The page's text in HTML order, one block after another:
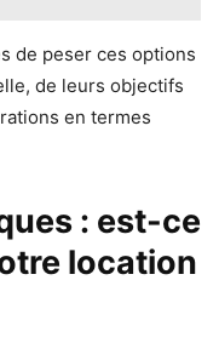
de peser ces options
de leurs objectifs
en termes
: est-ce
location